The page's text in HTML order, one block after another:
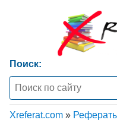
Поиск:
Xreferat.com »